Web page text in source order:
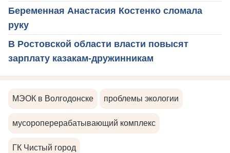
Беременная Анастасия Костенко сломала
руку
В Ростовской области власти повысят
зарплату казакам-дружинникам
МЭОК в Волгодонске проблемы экологии
мусороперерабатывающий комплекс
ГК Чистый город